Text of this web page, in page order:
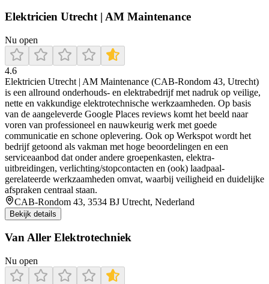
Elektricien Utrecht | AM Maintenance
Nu open
4.6
Elektricien Utrecht | AM Maintenance (CAB-Rondom 43, Utrecht)
is een allround onderhouds- en elektrabedrijf met nadruk op veilige,
nette en vakkundige elektrotechnische werkzaamheden. Op basis
van de aangeleverde Google Places reviews komt het beeld naar
voren van professioneel en nauwkeurig werk met goede
communicatie en schone oplevering. Ook op Werkspot wordt het
bedrijf getoond als vakman met hoge beoordelingen en een
serviceaanbod dat onder andere groepenkasten, elektra-
uitbreidingen, verlichting/stopcontacten en (ook) laadpaal-
gerelateerde werkzaamheden omvat, waarbij veiligheid en duidelijke
afspraken centraal staan.
CAB-Rondom 43, 3534 BJ Utrecht, Nederland
Bekijk details
Van Aller Elektrotechniek
Nu open